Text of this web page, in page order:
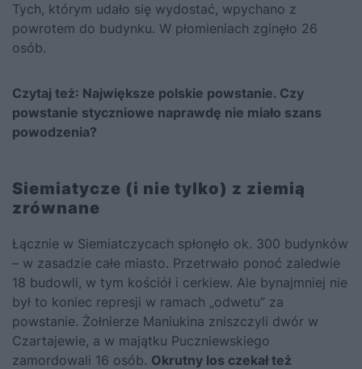
Tych, którym udało się wydostać, wpychano z
powrotem do budynku. W płomieniach zginęło 26
osób.
Czytaj też: Największe polskie powstanie. Czy
powstanie styczniowe naprawdę nie miało szans
powodzenia?
Siemiatycze (i nie tylko) z ziemią
zrównane
Łącznie w Siemiatczycach spłonęło ok. 300 budynków
– w zasadzie całe miasto. Przetrwało ponoć zaledwie
18 budowli, w tym kościół i cerkiew. Ale bynajmniej nie
był to koniec represji w ramach „odwetu” za
powstanie. Żołnierze Maniukina zniszczyli dwór w
Czartajewie, a w majątku Puczniewskiego
zamordowali 16 osób. Okrutny los czekał też